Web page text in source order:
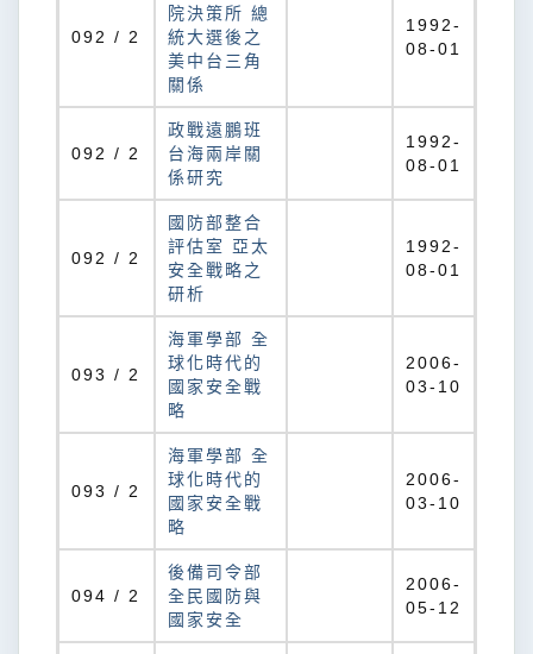
092 / 2
院決策所 總
統大選後之
美中台三角
關係
1992-
08-01
092 / 2
政戰遠鵬班
台海兩岸關
係研究
1992-
08-01
092 / 2
國防部整合
評估室 亞太
安全戰略之
研析
1992-
08-01
093 / 2
海軍學部 全
球化時代的
國家安全戰
略
2006-
03-10
093 / 2
海軍學部 全
球化時代的
國家安全戰
略
2006-
03-10
094 / 2
後備司令部
全民國防與
國家安全
2006-
05-12